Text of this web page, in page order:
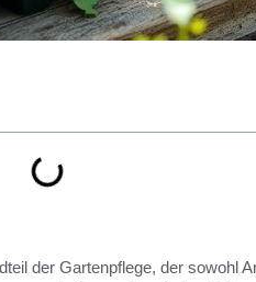
der Gartenpflege, der sowohl